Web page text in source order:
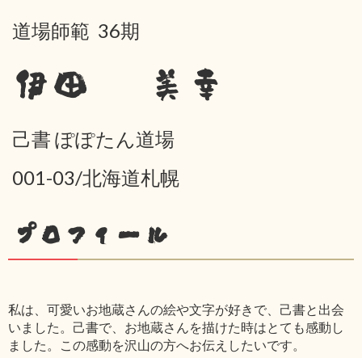
道場師範 36期
伊田 美幸
己書 ぽぽたん道場
001-03/北海道札幌
プロフィール
私は、可愛いお地蔵さんの絵や文字が好きで、己書と出会
いました。己書で、お地蔵さんを描けた時はとても感動し
ました。この感動を沢山の方へお伝えしたいです。